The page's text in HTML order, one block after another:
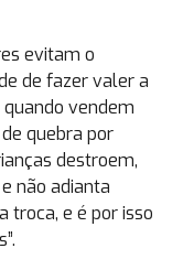
evitam o
de fazer valer a
quando vendem
quebra por
destroem,
não adianta
troca, e é por isso